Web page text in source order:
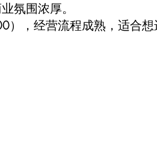
氛围浓厚。
），经营流程成熟，适合想